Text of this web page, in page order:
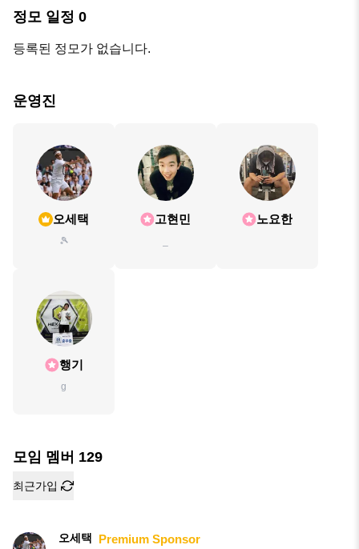
정모 일정 0
등록된 정모가 없습니다.
운영진
오세택
🎾
고현민 노요한
행기
g
모임 멤버 129
최근가입
오세택 Premium Sponsor